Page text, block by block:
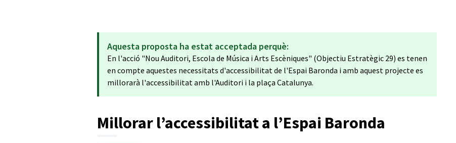
Aquesta proposta ha estat acceptada perquè:
En l'acció "Nou Auditori, Escola de Música i Arts Escèniques" (Objectiu Estratègic 29) es tenen
en compte aquestes necessitats d'accessibilitat de l'Espai Baronda i amb aquest projecte es
millorarà l'accessibilitat amb l'Auditori i la plaça Catalunya.
Millorar l’accessibilitat a l’Espai Baronda